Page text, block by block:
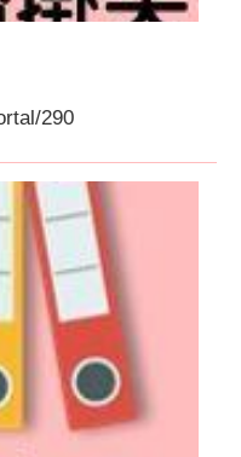
290